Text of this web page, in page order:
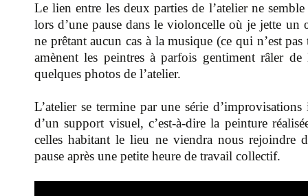
Le lien entre les deux parties de l’atelier ne
lors d’une pause dans le violoncelle où je jette un
ne prêtant aucun cas à la musique (ce qui n’est
amènent les peintres à parfois gentiment râler
quelques photos de l’atelier.
L’atelier se termine par une série
d’un support visuel, c’est-à-dire la peinture
celles habitant le lieu ne viendra nous rejoindre
pause après une petite heure de travail collectif.